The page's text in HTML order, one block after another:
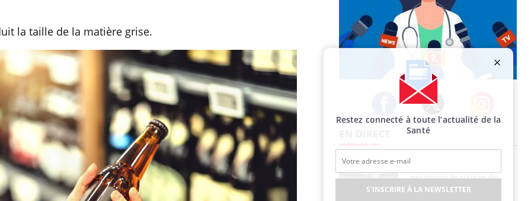
la taille de la matière grise.
Facebook Twitter Instagram
Chikungunya, dengue,
West Nile : que se passe-
t-il dans le sud de la
France ?
La sieste empêche-t-elle
de dormir la nuit ? pourquoi le risque de
noyade grimpe-t-il ?
Restez connecté à toute l’actualité de la
Santé
S'INSCRIRE À LA NEWSLETTER